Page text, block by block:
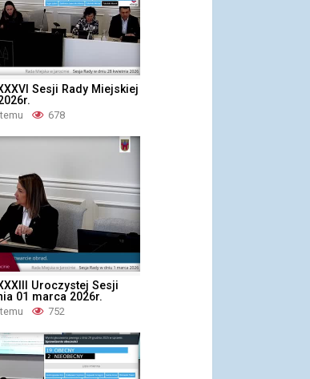
Sesji Rady Miejskiej
678
Uroczystej Sesji
01 marca 2026r.
752